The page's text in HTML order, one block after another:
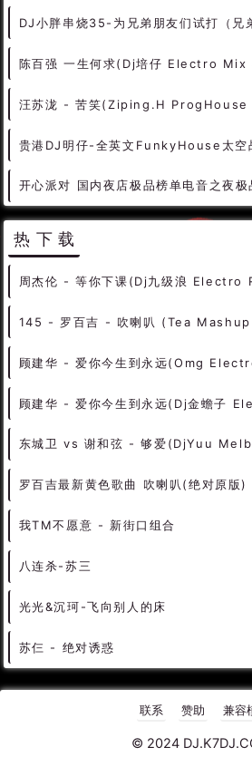
开心派对 国内夜店极品榜单电音之夜极
热下载
罗百吉最新黄色歌曲 吹喇叭(绝对原版)
我TM不愿意 - 新街口组合
八连杀-苏三
光光&沉珂-飞向别人的床
苏仨 - 绝对诱惑
联系 赞助 兼容
© 2024